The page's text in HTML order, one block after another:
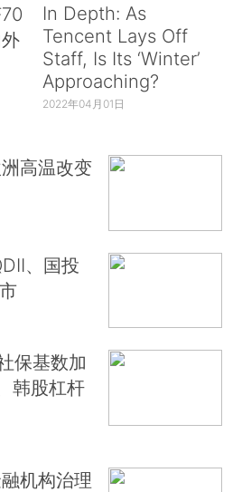
In Depth: As
Tencent Lays Off
Staff, Is Its ‘Winter’
Approaching?
2022年04月01日
高温改变
、国投
保基数加
韩股杠杆
机构治理